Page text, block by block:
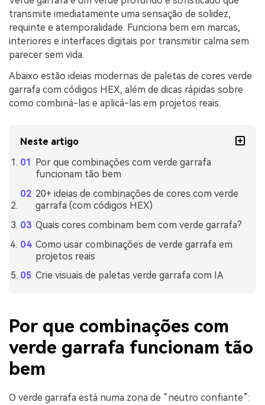
transmite imediatamente uma sensação de solidez,
requinte e atemporalidade. Funciona bem em marcas,
interiores e interfaces digitais por transmitir calma sem
parecer sem vida.
Abaixo estão ideias modernas de paletas de cores verde
garrafa com códigos HEX, além de dicas rápidas sobre
como combiná-las e aplicá-las em projetos reais.
Neste artigo
Por que combinações com verde garrafa
funcionam tão bem
20+ ideias de combinações de cores com verde
garrafa (com códigos HEX)
Quais cores combinam bem com verde garrafa?
Como usar combinações de verde garrafa em
projetos reais
Crie visuais de paletas verde garrafa com IA
Por que combinações com
verde garrafa funcionam tão
bem
O verde garrafa está numa zona de “neutro confiante”: